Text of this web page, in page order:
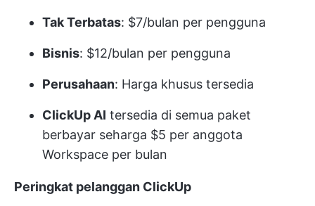
Tak Terbatas: $7/bulan per pengguna
Bisnis: $12/bulan per pengguna
Perusahaan: Harga khusus tersedia
ClickUp AI tersedia di semua paket
berbayar seharga $5 per anggota
Workspace per bulan
Peringkat pelanggan ClickUp